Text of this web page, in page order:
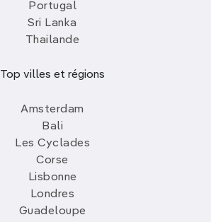
Portugal
Sri Lanka
Thailande
Top villes et régions
Amsterdam
Bali
Les Cyclades
Corse
Lisbonne
Londres
Guadeloupe